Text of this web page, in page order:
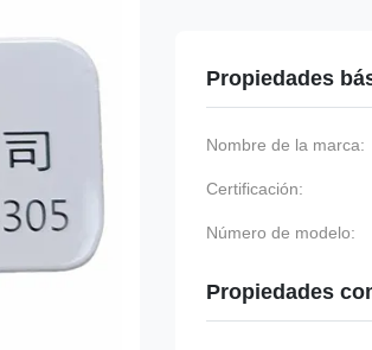
Propiedades
Nombre de la marca:
Certificación:
Número de modelo:
Propiedades